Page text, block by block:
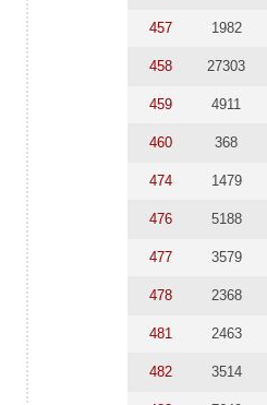
457 1982
458 27303
459 4911
460 368
474 1479
476 5188
477 3579
478 2368
481 2463
482 3514